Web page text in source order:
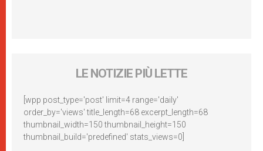
LE NOTIZIE PIÙ LETTE
[wpp post_type='post' limit=4 range='daily'
order_by='views' title_length=68 excerpt_length=68
thumbnail_width=150 thumbnail_height=150
thumbnail_build='predefined' stats_views=0]